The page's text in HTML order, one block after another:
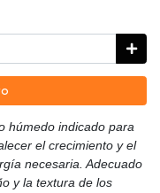
húmedo indicado para
el crecimiento y el
necesaria. Adecuado
y la textura de los